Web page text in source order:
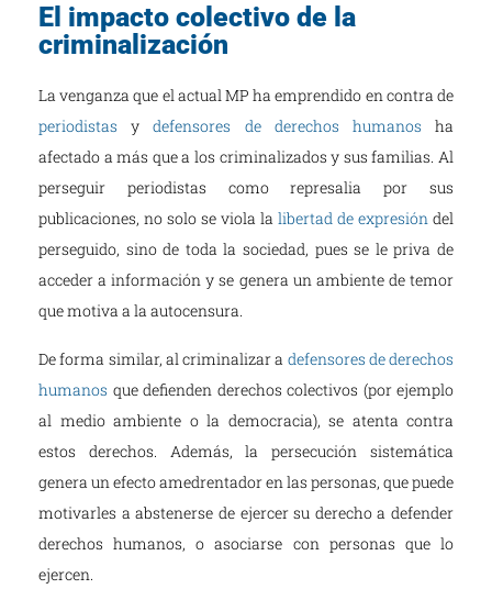
El impacto colectivo de la
criminalización
La venganza que el actual MP ha emprendido en contra de
periodistas
y defensores de derechos humanos
ha
afectado a más que a los criminalizados y sus familias. Al
perseguir periodistas como represalia por sus
publicaciones, no solo se viola la libertad de expresión del
perseguido, sino de toda la sociedad, pues se le priva de
acceder a información y se genera un ambiente de temor
que motiva a la autocensura.
De forma similar, al criminalizar a defensores de derechos
humanos que defienden derechos colectivos (por ejemplo
al medio ambiente o la democracia), se atenta contra
estos derechos. Además, la persecución sistemática
genera un efecto amedrentador en las personas, que puede
motivarles a abstenerse de ejercer su derecho a defender
derechos humanos, o asociarse con personas que lo
ejercen.